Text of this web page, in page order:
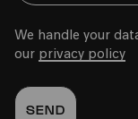
21.07.2023
20:00
We handle your
our privacy policy